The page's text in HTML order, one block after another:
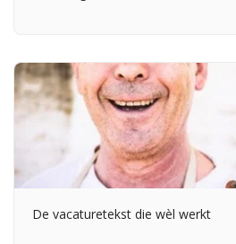
De vacaturetekst die wèl werkt